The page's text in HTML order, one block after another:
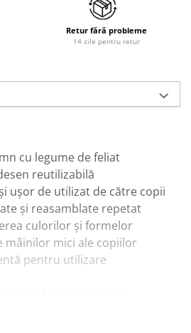
Retur fără probleme
14 zile pentru retur
cu legume de feliat
reutilizabilă
ușor de utilizat de către copii
și reasamblate repetat
culorilor și formelor
mâinilor mici ale copiilor
pentru utilizare
individuale sau împreună